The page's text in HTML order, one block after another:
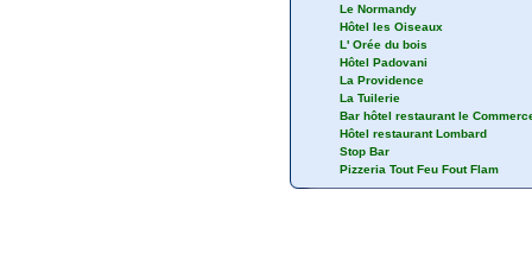
Le Normandy
Hôtel les Oiseaux
L' Orée du bois
Hôtel Padovani
La Providence
La Tuilerie
Bar hôtel restaurant le
Hôtel restaurant Lombard
Stop Bar
Pizzeria Tout Feu Fout Flam